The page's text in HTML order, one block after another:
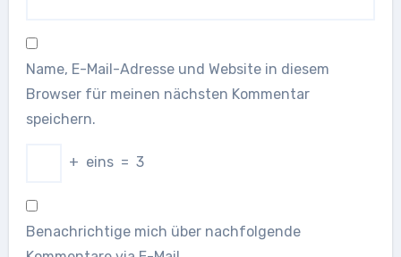
Name, E-Mail-Adresse und Website in diesem
Browser für meinen nächsten Kommentar
speichern.
+ eins = 3
Benachrichtige mich über nachfolgende